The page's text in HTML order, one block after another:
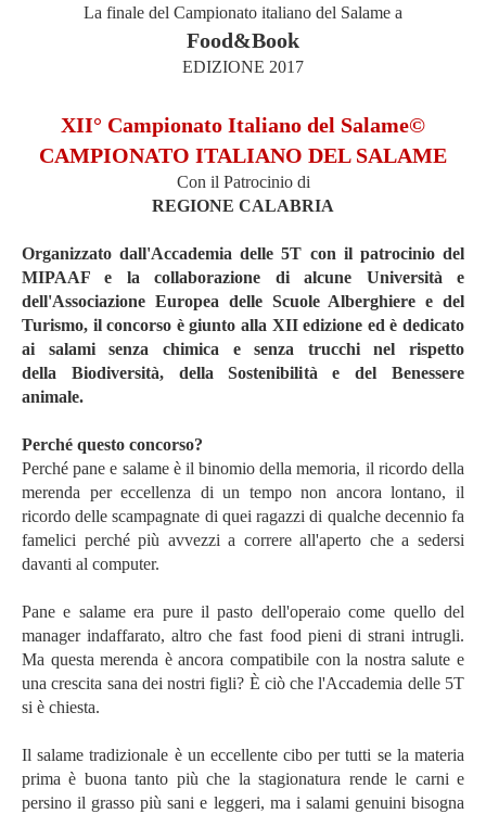
La finale del Campionato italiano del Salame a
Food&Book
EDIZIONE 2017
XII° Campionato Italiano del Salame©
CAMPIONATO ITALIANO DEL SALAME
Con il Patrocinio di
REGIONE CALABRIA
Organizzato dall'Accademia delle 5T con il patrocinio del
MIPAAF e la collaborazione di alcune Università e
dell'Associazione Europea delle Scuole Alberghiere e del
Turismo, il concorso è giunto alla XII edizione ed è dedicato
ai salami senza chimica e senza trucchi nel rispetto
della Biodiversità, della Sostenibilità e del Benessere
animale.
Perché questo concorso?
Perché pane e salame è il binomio della memoria, il ricordo della
merenda per eccellenza di un tempo non ancora lontano, il
ricordo delle scampagnate di quei ragazzi di qualche decennio fa
famelici perché più avvezzi a correre all'aperto che a sedersi
davanti al computer.
Pane e salame era pure il pasto dell'operaio come quello del
manager indaffarato, altro che fast food pieni di strani intrugli.
Ma questa merenda è ancora compatibile con la nostra salute e
una crescita sana dei nostri figli? È ciò che l'Accademia delle 5T
si è chiesta.
Il salame tradizionale è un eccellente cibo per tutti se la materia
prima è buona tanto più che la stagionatura rende le carni e
persino il grasso più sani e leggeri, ma i salami genuini bisogna